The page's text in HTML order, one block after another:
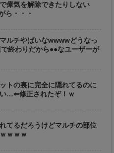
瘴気を解除できたりしない
ら・・・
ルチやばいなwwwwどうなっ
終わりだから●●なユーザーが
トの裏に完全に隠れてるのに
…⇐修正されたぞ！ｗ
てるだろうけどマルチの部位
ｗｗｗ